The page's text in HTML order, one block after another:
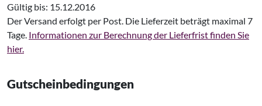
Gültig bis: 15.12.2016
Der Versand erfolgt per Post. Die Lieferzeit beträgt maximal 7
Tage. Informationen zur Berechnung der Lieferfrist finden Sie
hier.
Gutscheinbedingungen